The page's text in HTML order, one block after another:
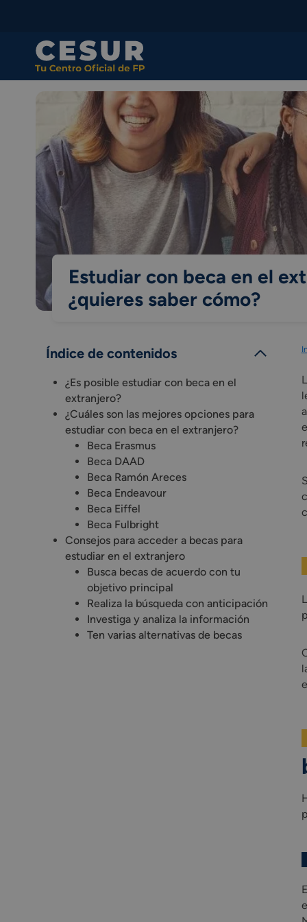
Estudiar con beca en el
¿quieres saber cómo?
Índice de contenidos
¿Es posible estudiar con beca en el
extranjero?
¿Cuáles son las mejores opciones para
estudiar con beca en el extranjero?
Beca Erasmus
Beca DAAD
Beca Ramón Areces
Beca Endeavour
Beca Eiffel
Beca Fulbright
Consejos para acceder a becas para
estudiar en el extranjero
Busca becas de acuerdo con tu
objetivo principal
Realiza la búsqueda con anticipación
Investiga y analiza la información
Ten varias alternativas de becas